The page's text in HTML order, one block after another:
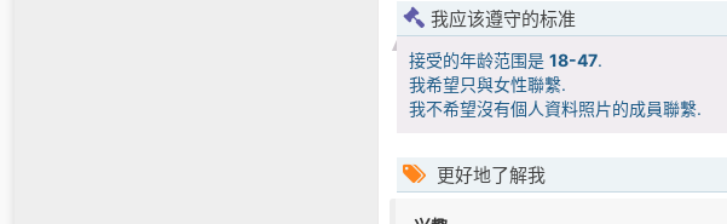
我应该遵守的标准
接受的年龄范围是 18-47.
我希望只與女性聯繫.
我不希望沒有個人資料照片的成員聯繫.
更好地了解我